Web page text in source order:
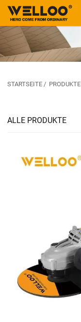
STARTSEITE / PRODUKTE
ALLE PRODUKTE